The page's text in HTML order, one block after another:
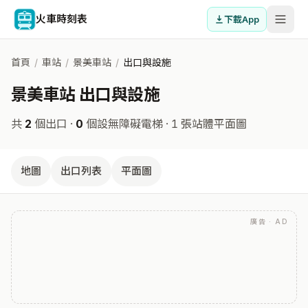
火車時刻表 下載App
首頁 / 車站 / 景美車站 / 出口與設施
景美車站 出口與設施
共 2 個出口 · 0 個設無障礙電梯 · 1 張站體平面圖
地圖 出口列表 平面圖
廣告 · AD